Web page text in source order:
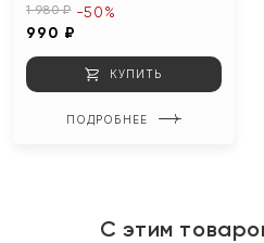
1 980 ₽
990 ₽
-50%
КУПИТЬ
ПОДРОБНЕЕ
С этим